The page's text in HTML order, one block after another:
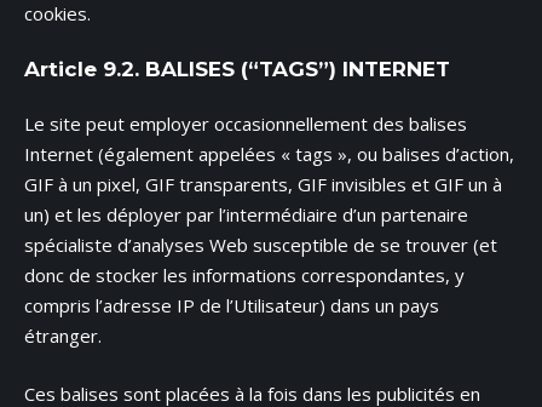
cookies.
Article 9.2. BALISES (“TAGS”) INTERNET
Le site peut employer occasionnellement des balises
Internet (également appelées « tags », ou balises d’action,
GIF à un pixel, GIF transparents, GIF invisibles et GIF un à
un) et les déployer par l’intermédiaire d’un partenaire
spécialiste d’analyses Web susceptible de se trouver (et
donc de stocker les informations correspondantes, y
compris l’adresse IP de l’Utilisateur) dans un pays
étranger.
Ces balises sont placées à la fois dans les publicités en